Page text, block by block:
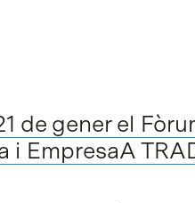
de gener el
i EmpresaA